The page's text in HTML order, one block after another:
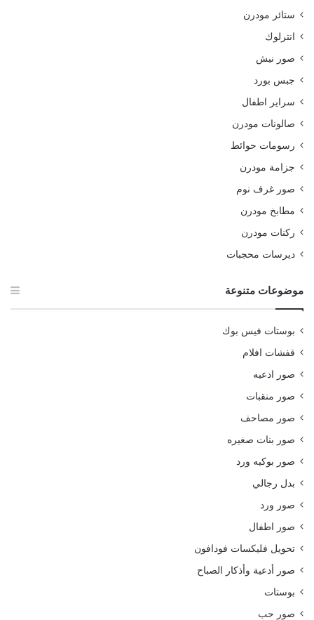
ستائر مودرن
انترلوك
صور نيش
جبس بورد
سراير اطفال
صالونات مودرن
رسومات حوائط
جزامة مودرن
صور غرف نوم
مطابخ مودرن
ركنات مودرن
ديرسات محجبات
موضوعات متنوعة
بوستات فيس بوك
قفشات افلام
صور ادعيه
صور منقبات
صور مصاحف
صور بنات صغيره
صور بوكيه ورد
بدل رجالي
صور ورد
صور اطفال
تحويل فليكسات فودافون
صور أدعية وأذكار الصباح
بوستات
صور حب